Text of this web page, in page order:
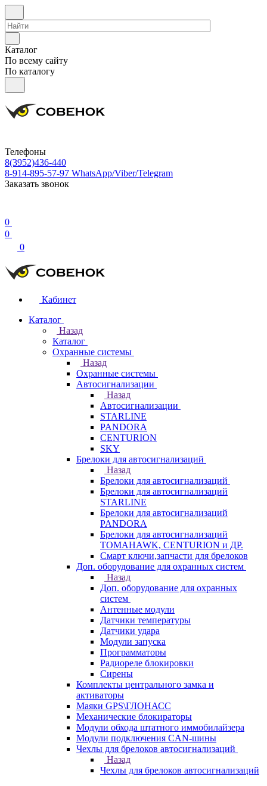
Каталог
По всему сайту
По каталогу
Телефоны
8(3952)436-440
8-914-895-57-97 WhatsApp/Viber/Telegram
Заказать звонок
0
0
0
Кабинет
Каталог
Назад
Каталог
Охранные системы
Назад
Охранные системы
Автосигнализации
Назад
Автосигнализации
STARLINE
PANDORA
CENTURION
SKY
Брелоки для автосигнализаций
Назад
Брелоки для автосигнализаций
Брелоки для автосигнализаций
STARLINE
Брелоки для автосигнализаций
PANDORA
Брелоки для автосигнализаций
TOMAHAWK, CENTURION и ДР.
Смарт ключи,запчасти для брелоков
Доп. оборудование для охранных систем
Назад
Доп. оборудование для охранных
систем
Антенные модули
Датчики температуры
Датчики удара
Модули запуска
Программаторы
Радиореле блокировки
Сирены
Комплекты центрального замка и
активаторы
Маяки GPS\ГЛОНАСС
Механические блокираторы
Модули обхода штатного иммобилайзера
Модули подключения CAN-шины
Чехлы для брелоков автосигнализаций
Назад
Чехлы для брелоков автосигнализаций